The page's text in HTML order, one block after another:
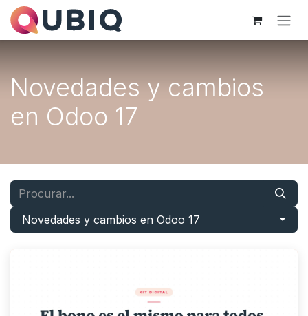
Pular para o conteúdo
Novedades y cambios
en Odoo 17
Novedades y cambios en Odoo 17